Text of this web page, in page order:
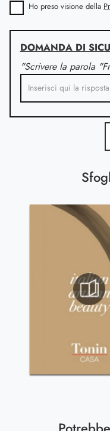
Ho preso visione della
DOMANDA DI
"Scrivere la parola